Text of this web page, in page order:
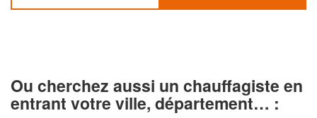
Ou cherchez aussi un chauffagiste en
entrant votre ville, département… :